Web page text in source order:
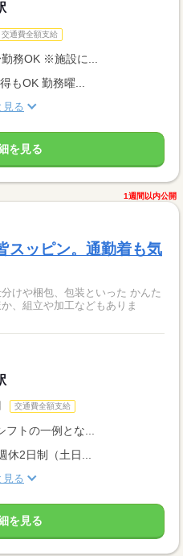
交通費全額支給
務OK ※施設に...
もOK 勤務曜...
見る
を見る
1週間以内公開
スッピン。通勤着も気
けや梱包、包装といった かんた
、組立や加工などもありま
交通費全額支給
トの一例とな...
2日制（土日...
見る
を見る